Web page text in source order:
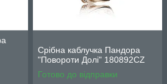
Срібна каблучка Пандора
"Повороти Долі" 180892CZ
Готово до відправки